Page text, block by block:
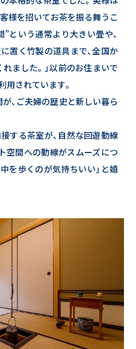
様を招いてお茶を振る舞うこ
”という通常より大きい畳や、
置く竹製の道具まで、全国か
ました。」以前のお住まいで
用されています。
、ご夫婦の歴史と新しい暮ら
する茶室が、自然な回遊動線
空間への動線がスムーズにつ
を歩くのが気持ちいい」と嬉